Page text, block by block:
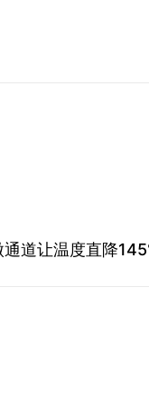
通道让温度直降